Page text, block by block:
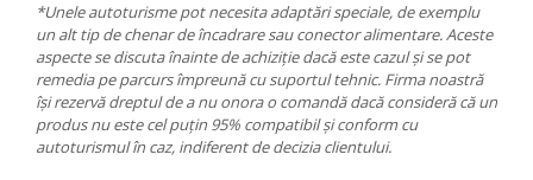
*Unele autoturisme pot necesita adaptări speciale, de exemplu
un alt tip de chenar de încadrare sau conector alimentare. Aceste
aspecte se discuta înainte de achiziție dacă este cazul și se pot
remedia pe parcurs împreună cu suportul tehnic. Firma noastră
își rezervă dreptul de a nu onora o comandă dacă consideră că un
produs nu este cel puțin 95% compatibil și conform cu
autoturismul în caz, indiferent de decizia clientului.